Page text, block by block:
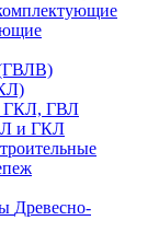
(ГВЛВ)
ГКЛ, ГВЛ
и ГКЛ
Древесно-